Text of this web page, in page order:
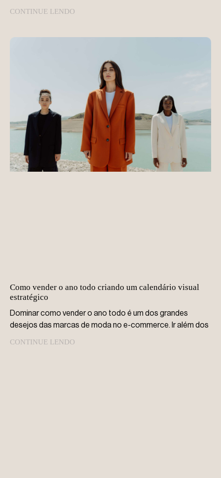
CONTINUE LENDO
Como vender o ano todo criando um calendário visual
estratégico
Dominar como vender o ano todo é um dos grandes
desejos das marcas de moda no e-commerce. Ir além dos
CONTINUE LENDO